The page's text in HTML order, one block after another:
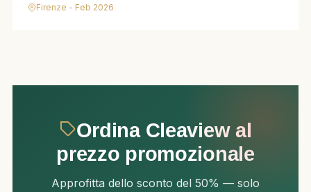
Firenze - Feb 2026
Ordina Cleaview al
prezzo promozionale
Approfitta dello sconto del 50% — solo